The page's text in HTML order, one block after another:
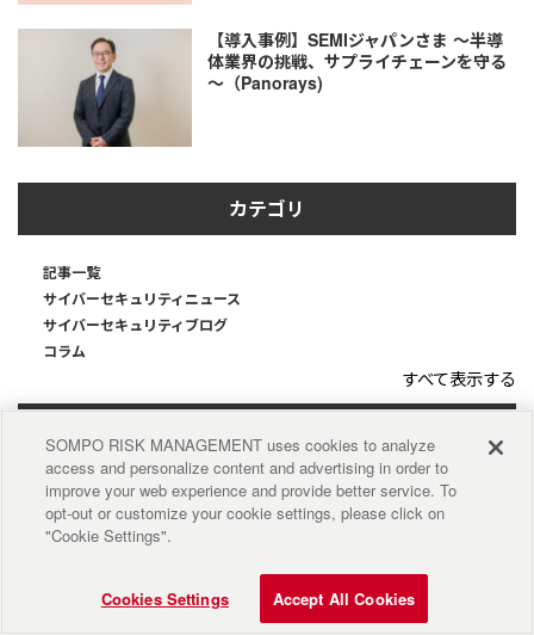
【導入事例】SEMIジャパンさま ～半導
体業界の挑戦、サプライチェーンを守る
～（Panorays)
カテゴリ
記事一覧
サイバーセキュリティニュース
サイバーセキュリティブログ
コラム
すべて表示する
お役立ち資料
導入事例
サイバーセキュリティブログ
セミナー・イベント情報
SOMPO RISK MANAGEMENT uses cookies to analyze
access and personalize content and advertising in order to
improve your web experience and provide better service. To
opt-out or customize your cookie settings, please click on
"Cookie Settings".
Cookies Settings Accept All Cookies